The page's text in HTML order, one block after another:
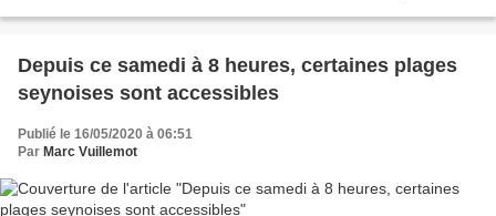
Depuis ce samedi à 8 heures, certaines plages
seynoises sont accessibles
Publié le 16/05/2020 à 06:51
Par Marc Vuillemot